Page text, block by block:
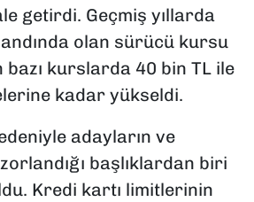
getirdi. Geçmiş yıllarda
olan sürücü kursu
kurslarda 40 bin TL ile
kadar yükseldi.
adayların ve
başlıklardan biri
Kredi kartı limitlerinin